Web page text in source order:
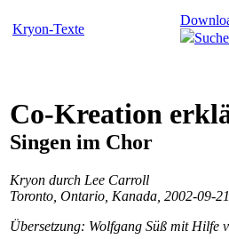
Kryon-Texte
Co-Kreation
Singen im Chor
Kryon durch Lee Carroll
Toronto, Ontario, Kanada, 2002-09-21
Übersetzung: Wolfgang Süß mit Hilfe